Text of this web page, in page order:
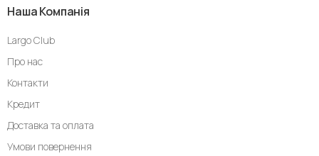
Наша Компанія
Largo Club
Про нас
Контакти
Кредит
Доставка та оплата
Умови повернення